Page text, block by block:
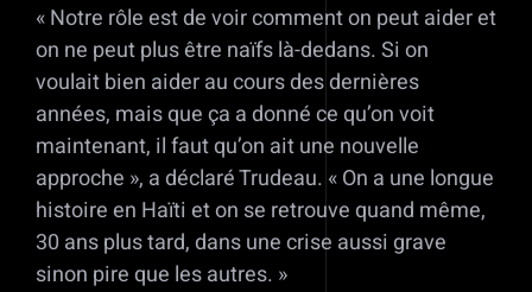
« Notre rôle est de voir comment on peut aider et
on ne peut plus être naïfs là-dedans. Si on
voulait bien aider au cours des dernières
années, mais que ça a donné ce qu’on voit
maintenant, il faut qu’on ait une nouvelle
approche », a déclaré Trudeau. « On a une longue
histoire en Haïti et on se retrouve quand même,
30 ans plus tard, dans une crise aussi grave
sinon pire que les autres. »